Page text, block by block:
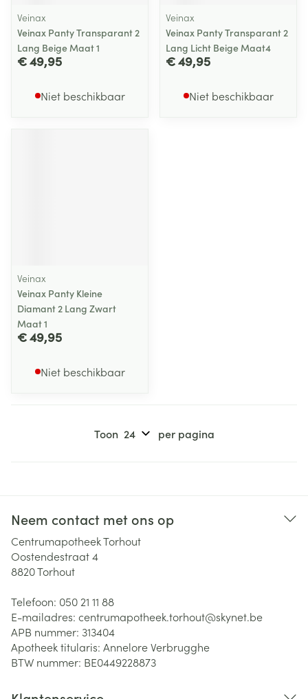
Veinax
Veinax Panty Transparant 2
Lang Beige Maat 1
€ 49,95
Niet beschikbaar
Veinax
Veinax Panty Transparant 2
Lang Licht Beige Maat4
€ 49,95
Niet beschikbaar
Veinax
Veinax Panty Kleine
Diamant 2 Lang Zwart
Maat 1
€ 49,95
Niet beschikbaar
Toon per pagina
Neem contact met ons op
Centrumapotheek Torhout
Oostendestraat 4
8820Torhout
Telefoon: 050 21 11 88
E-mailadres: centrumapotheek.torhout@skynet.be
APB nummer: 313404
Apotheek titularis: Annelore Verbrugghe
BTW nummer: BE0449228873